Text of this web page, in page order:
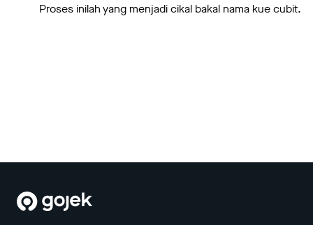
Proses inilah yang menjadi cikal bakal nama kue cubit.